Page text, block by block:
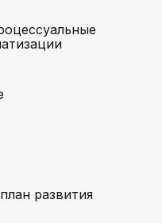
развития